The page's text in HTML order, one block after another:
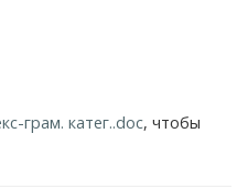
грам. катег..doc, чтобы